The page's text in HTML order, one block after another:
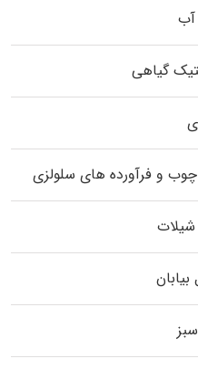
آب
گیاهی
و فرآورده‌ های سلولزی